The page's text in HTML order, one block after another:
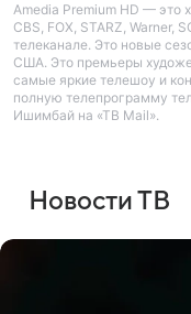
Amedia Premium HD — это
CBS, FOX, STARZ, Warner,
телеканале. Это новые
США. Это премьеры
самые яркие телешоу и
полную телепрограмму
Ишимбай на «ТВ Mail».
Новости ТВ